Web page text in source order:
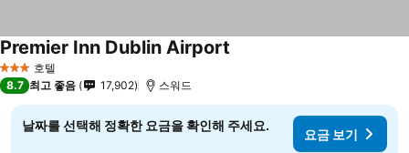
3 성급 호텔
Premier Inn Dublin Airport
8.7 최고 좋음 17,902 스워드
날짜를 선택해 정확한 요금을 확인해 주세요.
요금 보기